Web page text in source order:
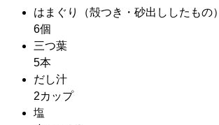
はまぐり
（殻つき・砂出ししたもの）
6個
三つ葉
5本
だし汁
2カップ
塩